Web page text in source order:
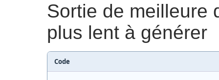
Sortie de meilleure
plus lent à générer
Code